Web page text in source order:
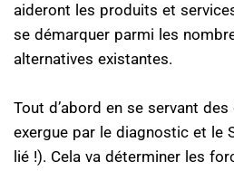
aideront les produits et
se démarquer parmi les
alternatives existantes.
Tout d’abord en se servant
exergue par le diagnostic et le
lié !). Cela va déterminer les